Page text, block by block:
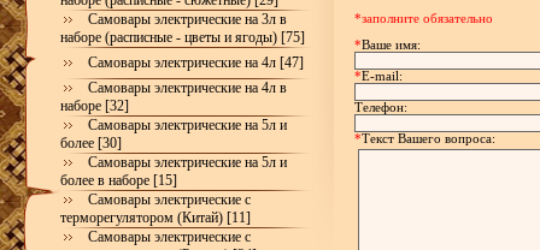
Самовары электрические на 3л в
наборе (расписные - цветы и ягоды) [75]
Самовары электрические на 4л [47]
Самовары электрические на 4л в
наборе [32]
Самовары электрические на 5л и
более [30]
Самовары электрические на 5л и
более в наборе [15]
Самовары электрические с
терморегулятором (Китай) [11]
Самовары электрические с
*заполните обязательно
*Ваше имя:
*E-mail:
Телефон:
*Текст Вашего вопроса: